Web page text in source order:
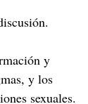
y
y los
sexuales.